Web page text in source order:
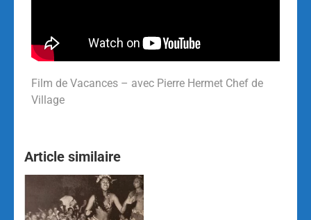
Film de Vacances – avec Pierre Hermet Chef de
Village
Article similaire